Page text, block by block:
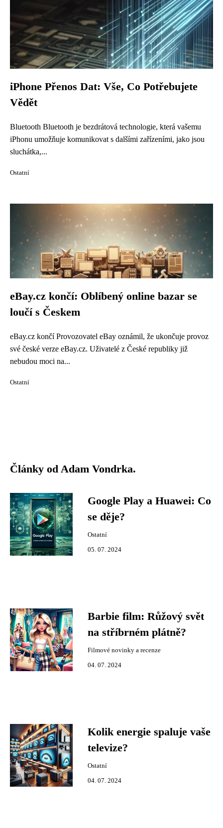
iPhone Přenos Dat: Vše, Co Potřebujete
Vědět
Bluetooth Bluetooth je bezdrátová technologie, která vašemu
iPhonu umožňuje komunikovat s dalšími zařízeními, jako jsou
sluchátka,...
Ostatní
eBay.cz končí: Oblíbený online bazar se
loučí s Českem
eBay.cz končí Provozovatel eBay oznámil, že ukončuje provoz
své české verze eBay.cz. Uživatelé z České republiky již
nebudou moci na...
Ostatní
Články od Adam Vondrka.
Google Play a Huawei: Co
se děje?
Ostatní
05. 07. 2024
Barbie film: Růžový svět
na stříbrném plátně?
Filmové novinky a recenze
04. 07. 2024
Kolik energie spaluje vaše
televize?
Ostatní
04. 07. 2024